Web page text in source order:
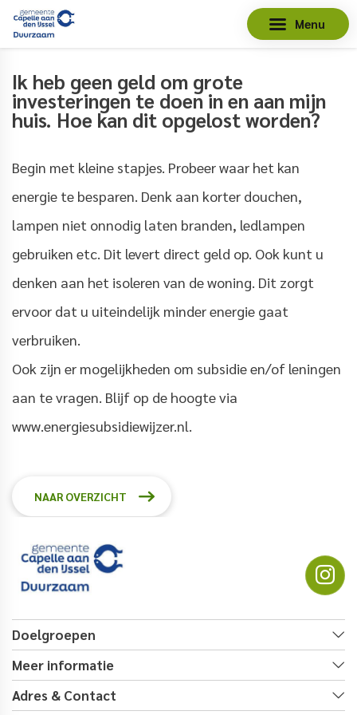
Menu
Ik heb geen geld om grote
investeringen te doen in en aan mijn
huis. Hoe kan dit opgelost worden?
Begin met kleine stapjes. Probeer waar het kan
energie te besparen. Denk aan korter douchen,
lampen niet onnodig laten branden, ledlampen
gebruiken etc. Dit levert direct geld op. Ook kunt u
denken aan het isoleren van de woning. Dit zorgt
ervoor dat u uiteindelijk minder energie gaat
verbruiken.
Ook zijn er mogelijkheden om subsidie en/of leningen
aan te vragen. Blijf op de hoogte via
www.energiesubsidiewijzer.nl.
NAAR OVERZICHT
Doelgroepen
Meer informatie
Adres & Contact